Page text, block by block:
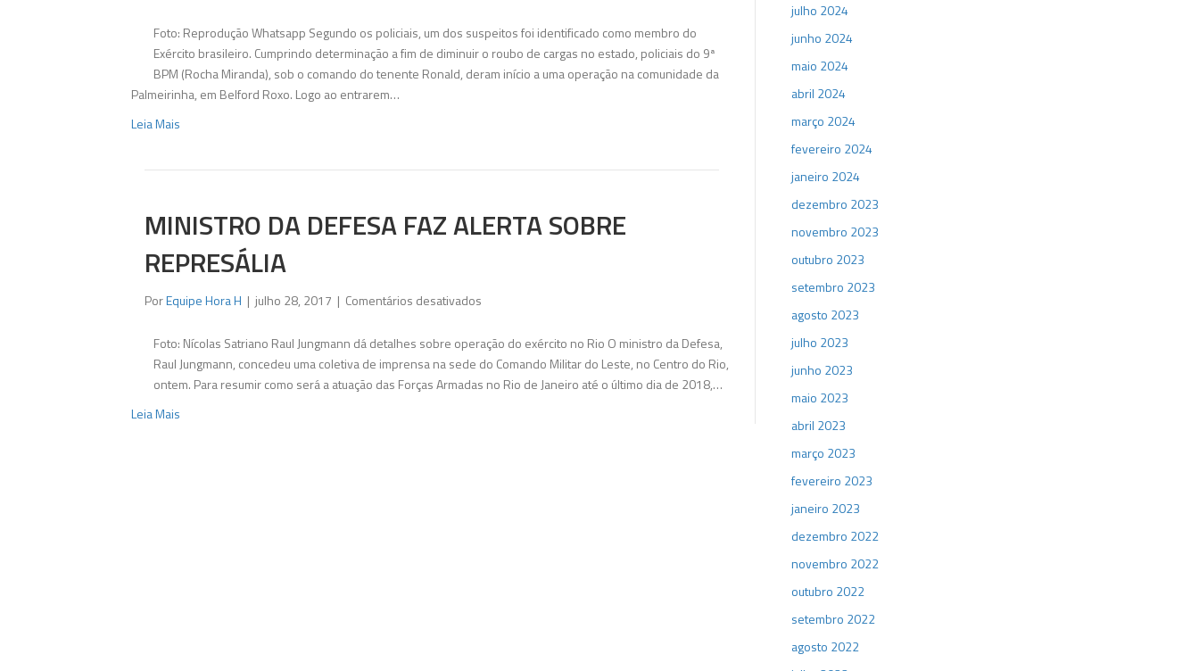
prende
dois
suspeitos
Foto: Reprodução Whatsapp Segundo os policiais, um dos suspeitos foi identificado como membro do
Exército brasileiro. Cumprindo determinação a fim de diminuir o roubo de cargas no estado, policiais do 9ª
BPM (Rocha Miranda), sob o comando do tenente Ronald, deram início a uma operação na comunidade da
Palmeirinha, em Belford Roxo. Logo ao entrarem…
Leia Mais
MINISTRO DA DEFESA FAZ ALERTA SOBRE
REPRESÁLIA
PorEquipe Hora H | julho 28, 2017 | Comentários desativados
da
Defesa
faz
Foto: Nícolas Satriano Raul Jungmann dá detalhes sobre operação do exército no Rio O ministro da Defesa,
Raul Jungmann, concedeu uma coletiva de imprensa na sede do Comando Militar do Leste, no Centro do Rio,
ontem. Para resumir como será a atuação das Forças Armadas no Rio de Janeiro até o último dia de 2018,…
Leia Mais
julho 2024
junho 2024
maio 2024
abril 2024
março 2024
fevereiro 2024
janeiro 2024
dezembro 2023
novembro 2023
outubro 2023
setembro 2023
agosto 2023
julho 2023
junho 2023
maio 2023
abril 2023
março 2023
fevereiro 2023
janeiro 2023
dezembro 2022
novembro 2022
outubro 2022
setembro 2022
agosto 2022